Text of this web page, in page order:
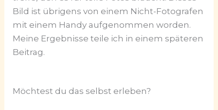
Bild ist übrigens von einem Nicht-Fotografen
mit einem Handy aufgenommen worden.
Meine Ergebnisse teile ich in einem späteren
Beitrag.
Möchtest du das selbst erleben?